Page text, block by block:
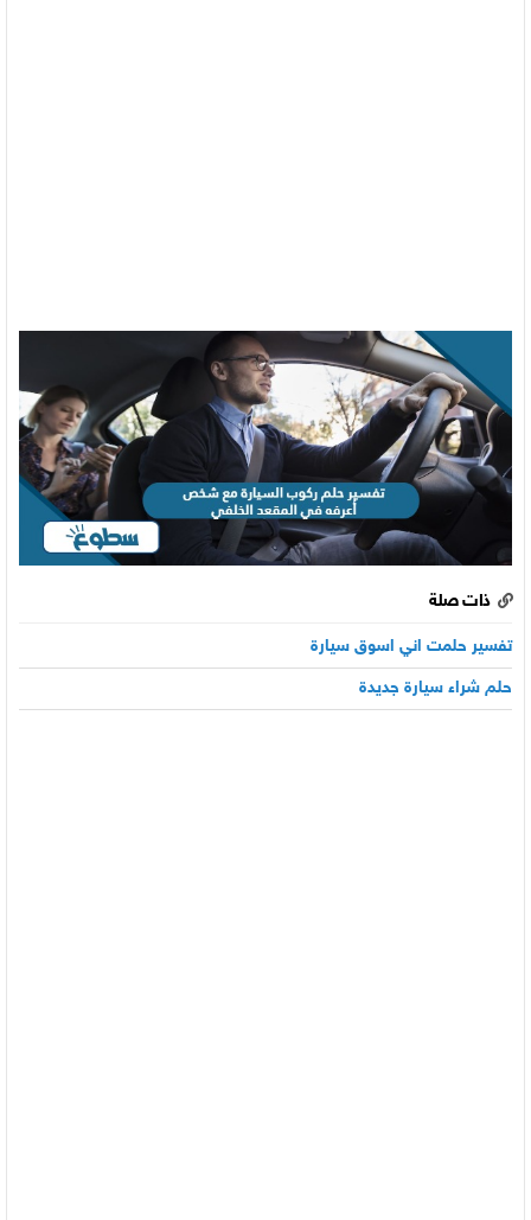
ذات صلة
تفسير حلمت اني اسوق سيارة
حلم شراء سيارة جديدة